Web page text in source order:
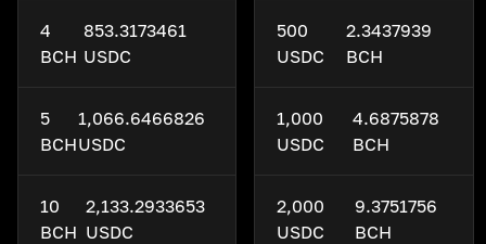
4
BCH
853.3173461
USDC
5
BCH
1,066.6466826
USDC
10
BCH
2,133.2933653
USDC
500
USDC
2.3437939
BCH
1,000
USDC
4.6875878
BCH
2,000
USDC
9.3751756
BCH